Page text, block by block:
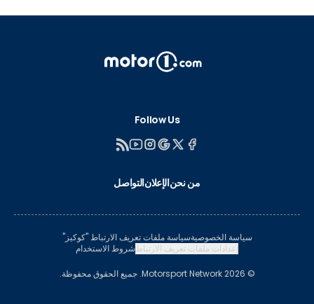
Follow Us
من نحنالإعلانالتواصل
سياسة الخصوصيةسياسة ملفات تعريف الارتباط "كوكيز"
إعدادات ملفات تعريف الارتباطشروط الاستخدام
© 2026 Motorsport Network. جميع الحقوق محفوظة.